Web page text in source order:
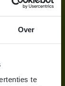
Over
te